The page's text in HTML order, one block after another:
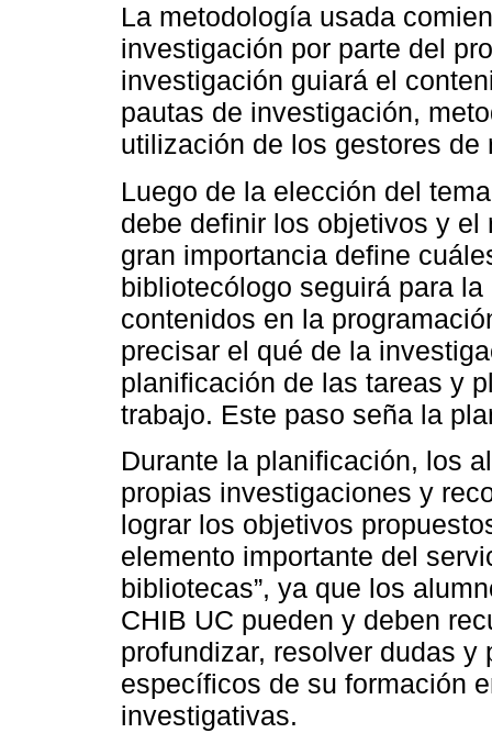
La metodología usada
investigación por parte del
investigación guiará el
pautas de investigación,
utilización de los gestores de
Luego de la elección del
debe definir los objetivos y
gran importancia define
bibliotecólogo seguirá para
contenidos en la
precisar el qué de la
planificación de las tareas y
trabajo. Este paso seña la
Durante la planificación, los
propias investigaciones y
lograr los objetivos
elemento importante del
bibliotecas”, ya que los
CHIB UC pueden y deben
profundizar, resolver dudas
específicos de su formación
investigativas.